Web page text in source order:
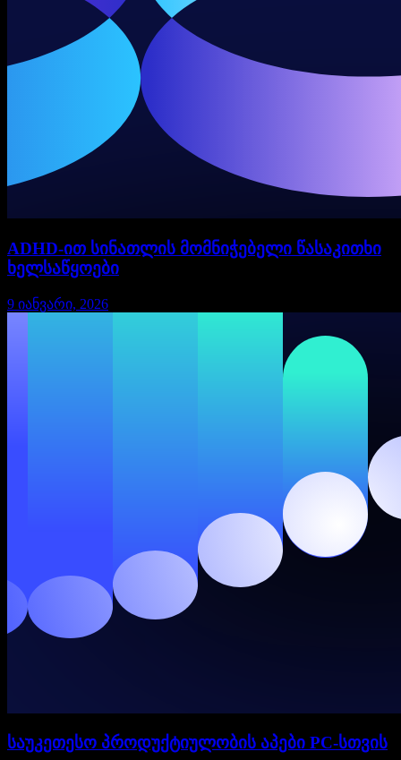
ADHD-ით სინათლის მომნიჭებელი წასაკითხი
ხელსაწყოები
9 იანვარი, 2026
საუკეთესო პროდუქტიულობის აპები PC-სთვის